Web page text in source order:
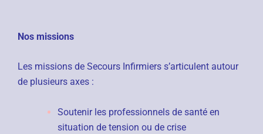
Nos missions
Les missions de Secours Infirmiers s’articulent autour
de plusieurs axes :
Soutenir les professionnels de santé en
situation de tension ou de crise